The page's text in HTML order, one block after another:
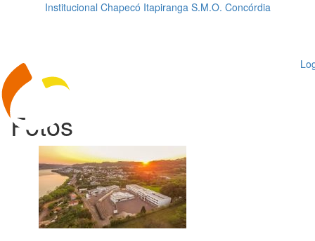
Institucional Chapecó Itapiranga S.M.O. Concórdia
Fotos